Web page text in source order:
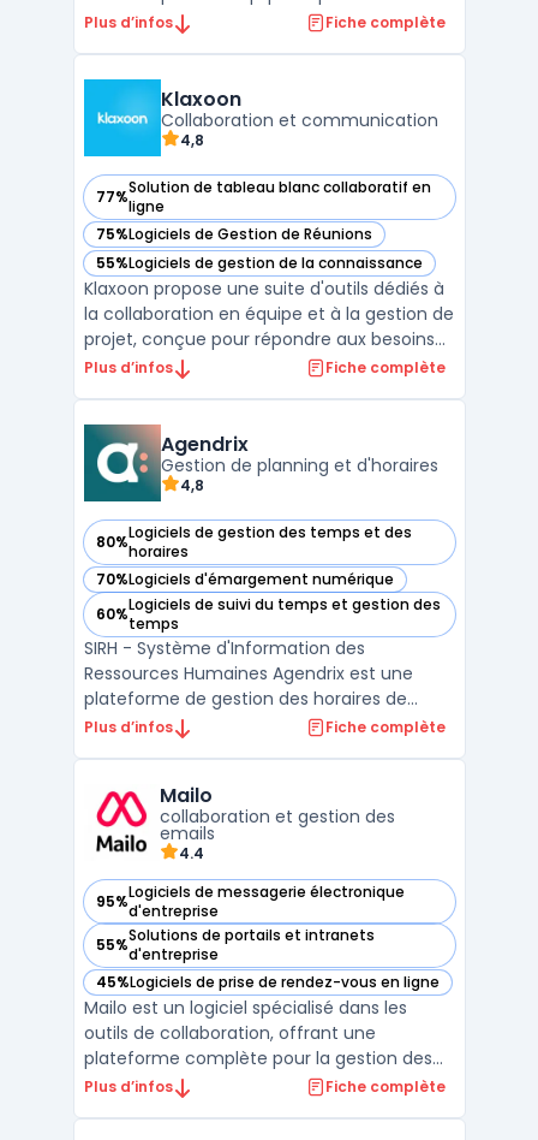
d'organiser les tâches, les projets, le
travail en équipe plus productif et plus
facile, grâce à u ...
Plus d’infos Fiche complète
Klaxoon
Collaboration et communication
4,8
77%Solution de tableau blanc collaboratif en
ligne
— voir Klaxoon dans cette catégorie
75%Logiciels de Gestion de Réunions
— voir Klaxoon dans cette catégorie
55%Logiciels de gestion de la connaissance
— voir Klaxoon dans cette catégorie
Klaxoon propose une suite d'outils dédiés à
la collaboration en équipe et à la gestion de
projet, conçue pour répondre aux besoins
des entreprises modernes. Cette
notamment des outils de communication
pour équipes, qui facil ...
Plus d’infos Fiche complète
Agendrix
Gestion de planning et d'horaires
4,8
80%Logiciels de gestion des temps et des
horaires
— voir Agendrix dans cette catégorie
70%Logiciels d'émargement numérique
— voir Agendrix dans cette catégorie
60%Logiciels de suivi du temps et gestion des
temps
— voir Agendrix dans cette catégorie
SIRH - Système d'Information des
Ressources Humaines Agendrix est une
plateforme de gestion des horaires de
travail et des plannings d'employés. Cet
de visualiser leur emploi du temps en
temps réel. Agendrix offre éga ...
Plus d’infos Fiche complète
Mailo
collaboration et gestion des
emails
4.4
95%Logiciels de messagerie électronique
d'entreprise
— voir Mailo dans cette catégorie
55%Solutions de portails et intranets
d'entreprise
— voir Mailo dans cette catégorie
45%Logiciels de prise de rendez-vous en ligne
— voir Mailo dans cette catégorie
Mailo est un logiciel spécialisé dans les
outils de collaboration, offrant une
plateforme complète pour la gestion des
emails, des calendriers, des contacts, des
Plus d’infos Fiche complète